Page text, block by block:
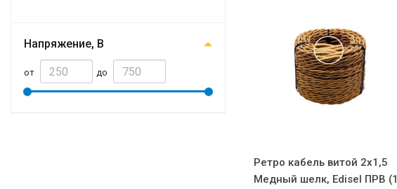
Напряжение, В
от до
Ретро кабель витой 2x1,5
Медный шелк, Edisel ПРВ (1